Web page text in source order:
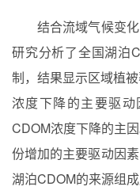
结合流域气候变
研究分析了全国湖泊
制，结果显示区域植
浓度下降的主要驱
CDOM浓度下降的主
份增加的主要驱动因
湖泊CDOM的来源组